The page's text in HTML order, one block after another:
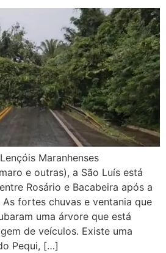
Maranhenses
e outras), a São Luís está
Rosário e Bacabeira após a
fortes chuvas e ventania que
uma árvore que está
de veículos. Existe uma
Pequi, […]